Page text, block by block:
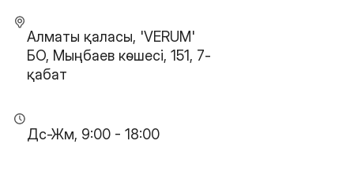
Алматы қаласы, 'VERUM'
БО, Мыңбаев көшесі, 151, 7-
қабат
Дс-Жм, 9:00 - 18:00